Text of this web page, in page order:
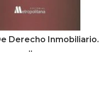
Derecho Inmobiliario.
..